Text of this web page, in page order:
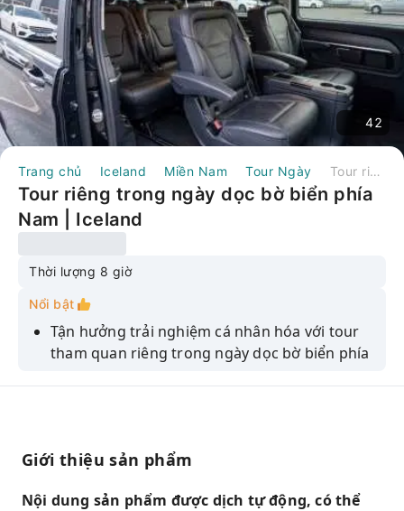
42
Trang chủ Iceland Miền Nam Tour Ngày Tour riêng trong ngày dọc bờ biển phía Nam | Iceland
Tour riêng trong ngày dọc bờ biển phía
Nam | Iceland
Thời lượng 8 giờ
Nổi bật
Tận hưởng trải nghiệm cá nhân hóa với tour
tham quan riêng trong ngày dọc bờ biển phía
Hướng dẫn viên du lịch của bạn sẽ cung cấp
kiến ​​thức chuyên môn và những lời khuyên
hữu ích.
Giới thiệu sản phẩm
Nội dung sản phẩm được dịch tự động, có thể